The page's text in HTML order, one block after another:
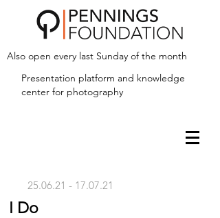
Also open every last Sunday of the month
Presentation platform and knowledge
center for photography
25.06.21 - 17.07.21
I Do